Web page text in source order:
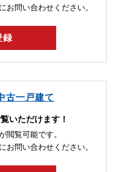
問い合わせください。
録
古一戸建て
いただけます！
閲覧可能です。
問い合わせください。